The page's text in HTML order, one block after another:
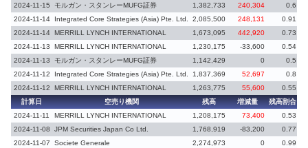
2024-11-15
モルガン・スタンレーMUFG証券 1,382,733 240,304
0.6
2024-11-14
Integrated Core Strategies (Asia) Pte. Ltd. 2,085,500 248,131 0.91
2024-11-14 MERRILL LYNCH INTERNATIONAL 1,673,095 442,920 0.73
2024-11-13
MERRILL LYNCH INTERNATIONAL 1,230,175 -33,600 0.54
2024-11-13
モルガン・スタンレーMUFG証券 1,142,429 0 0.5
2024-11-12
Integrated Core Strategies (Asia) Pte. Ltd. 1,837,369 52,697 0.8
2024-11-12
MERRILL LYNCH INTERNATIONAL 1,263,775 55,600 0.55
計算日
空売り機関 残高 増減量 残高割合
2024-11-11
MERRILL LYNCH INTERNATIONAL 1,208,175 73,400 0.53
2024-11-08
JPM Securities Japan Co Ltd. 1,768,919 -83,200 0.77
2024-11-07
Societe Generale 2,274,973 0 0.99